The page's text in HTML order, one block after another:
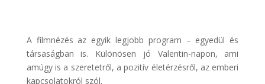
A filmnézés az egyik legjobb program – egyedül és
társaságban is. Különösen jó Valentin-napon, ami
amúgy is a szeretetről, a pozitív életérzésről, az emberi
kapcsolatokról szól.